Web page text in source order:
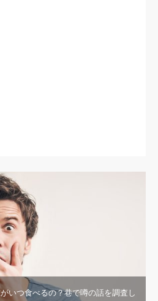
いつ食べるの？巷で噂の話を調査し